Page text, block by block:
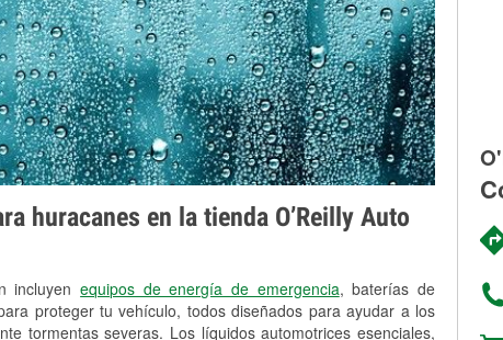
huracanes en la tienda O’Reilly Auto
incluyenequipos de energía de emergencia, baterías de
proteger tu vehículo, todos diseñados para ayudar a los
tormentas severas. Los líquidos automotrices esenciales,